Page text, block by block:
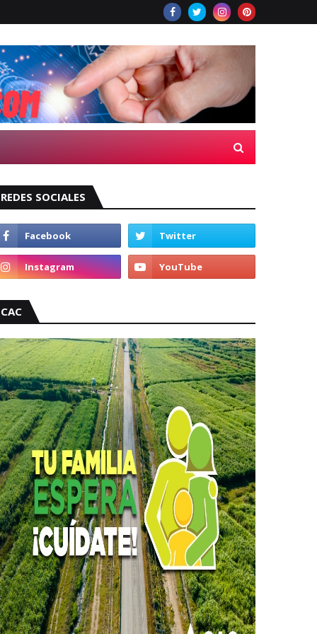
REDES SOCIALES
CAC